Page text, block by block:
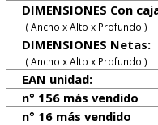
DIMENSIONES Con
( Ancho x Alto x Profundo )
DIMENSIONES Netas:
( Ancho x Alto x Profundo )
EAN unidad:
n° 156 más vendido
n° 16 más vendido